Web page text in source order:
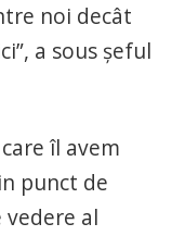
noi decât
a sous șeful
îl avem
punct de
al